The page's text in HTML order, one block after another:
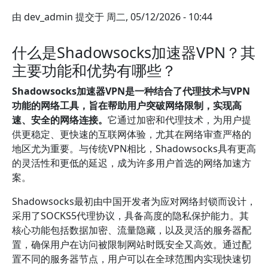
由 dev_admin 提交于 周二, 05/12/2026 - 10:44
什么是Shadowsocks加速器VPN？其
主要功能和优势有哪些？
Shadowsocks加速器VPN是一种结合了代理技术与VPN
功能的网络工具，旨在帮助用户突破网络限制，实现高
速、安全的网络连接。 它通过加密和代理技术，为用户提
供更稳定、更快速的互联网体验，尤其在网络审查严格的
地区尤为重要。与传统VPN相比，Shadowsocks具有更高
的灵活性和更低的延迟，成为许多用户首选的网络加速方
案。
Shadowsocks最初由中国开发者为应对网络封锁而设计，
采用了SOCKS5代理协议，具备高度的隐私保护能力。其
核心功能包括数据加密、流量隐藏，以及灵活的服务器配
置，确保用户在访问被限制网站时既安全又高效。通过配
置不同的服务器节点，用户可以在全球范围内实现快速切